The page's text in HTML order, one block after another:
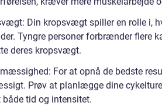
Din kropsvægt spiller en rolle i,
Tyngre personer forbrænder flere
deres kropsvægt.
For at opnå de bedste
Prøv at planlægge dine
tid og intensitet.